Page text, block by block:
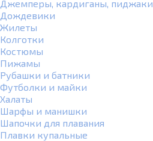
Джемперы, кардиганы, пиджаки
Дождевики
Жилеты
Колготки
Костюмы
Пижамы
Рубашки и батники
Футболки и майки
Халаты
Шарфы и манишки
Шапочки для плавания
Плавки купальные